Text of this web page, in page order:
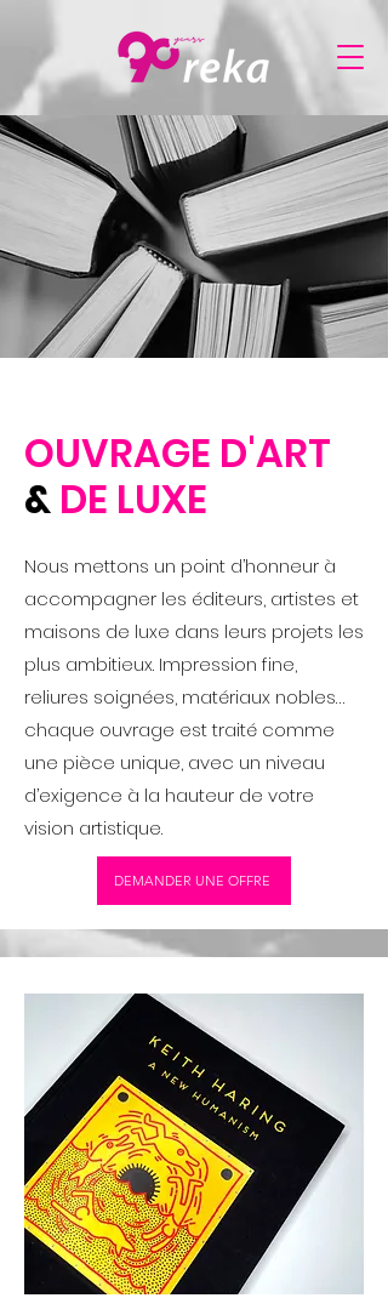
OUVRAGE D'ART
& DE LUXE
Nous mettons un point d’honneur à
accompagner les éditeurs, artistes et
maisons de luxe dans leurs projets les
plus ambitieux. Impression fine,
reliures soignées, matériaux nobles…
chaque ouvrage est traité comme
une pièce unique, avec un niveau
d’exigence à la hauteur de votre
vision artistique.
DEMANDER UNE OFFRE